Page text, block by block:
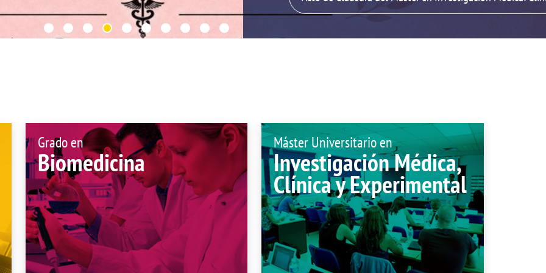
de investigación
Unidad de Internacionalización y
Fomento de la Investigación
Buzón de sugerencias
Plan de
Grado en
Biomedicina
Máster Universitario en
Investigación Médica,
Clínica y Experimental